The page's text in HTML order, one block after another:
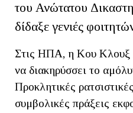
του Ανώτατου
δίδαξε γενιές
Στις ΗΠΑ, η Κου Κλουξ
να διακηρύσσει το
Προκλητικές
συμβολικές πράξεις